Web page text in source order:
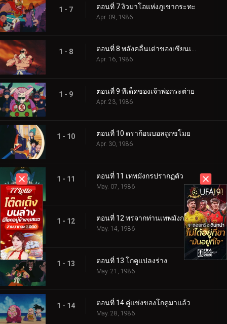
1 - 7 ตอนที่ 7 งิวมาโอแห่งภูเขากระทะ
Apr. 09, 1986
1 - 8 ตอนที่ 8 พลังคลื่นเต่าของเซียนเต่า
Apr. 16, 1986
1 - 9 ตอนที่ 9 ทีเด็ดของเจ้าพ่อกระต่าย
Apr. 23, 1986
1 - 10 ตอนที่ 10 ดราก้อนบอลถูกขโมย
Apr. 30, 1986
1 - 11 ตอนที่ 11 เทพมังกรปรากฏตัว
May. 07, 1986
1 - 12 ตอนที่ 12 พรจากท่านเทพมังกร
May. 14, 1986
1 - 13 ตอนที่ 13 โกคูแปลงร่าง
May. 21, 1986
1 - 14 ตอนที่ 14 คู่แข่งของโกคูมาแล้ว
May. 28, 1986